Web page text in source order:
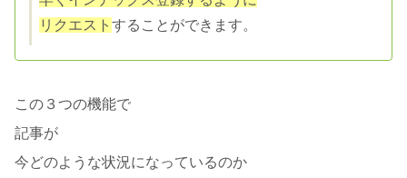
リクエスト することができます。
この３つの機能で
記事が
今どのような状況になっているのか